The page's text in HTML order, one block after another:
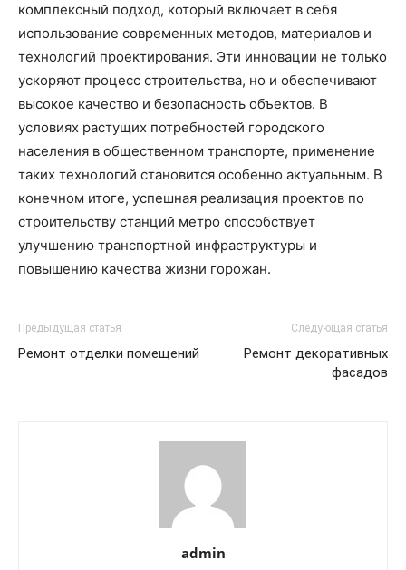
комплексный подход, который включает в себя
использование современных методов, материалов и
технологий проектирования. Эти инновации не только
ускоряют процесс строительства, но и обеспечивают
высокое качество и безопасность объектов. В
условиях растущих потребностей городского
населения в общественном транспорте, применение
таких технологий становится особенно актуальным. В
конечном итоге, успешная реализация проектов по
строительству станций метро способствует
улучшению транспортной инфраструктуры и
повышению качества жизни горожан.
Предыдущая статья
Ремонт отделки помещений
Следующая статья
Ремонт декоративных
фасадов
admin